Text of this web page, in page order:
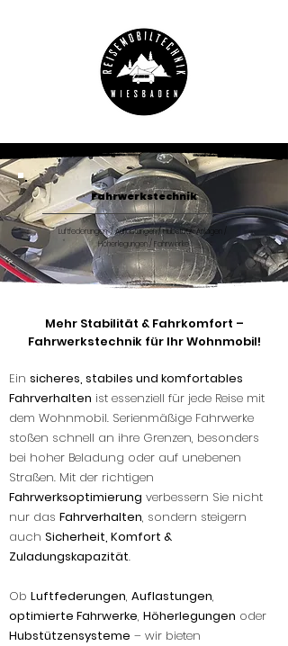
Fahrwerkstechnik
Luftfederungen / Auflastungen / Hubstütz-Anlagen /
Höherlegungen / Fahrwerke
Mehr Stabilität & Fahrkomfort –
Fahrwerkstechnik für Ihr Wohnmobil!
Ein sicheres, stabiles und komfortables
Fahrverhalten ist essenziell für jede Reise mit
dem Wohnmobil. Serienmäßige Fahrwerke
stoßen schnell an ihre Grenzen, besonders
bei hoher Beladung oder auf unebenen
Straßen. Mit der richtigen
Fahrwerksoptimierung verbessern Sie nicht
nur das Fahrverhalten, sondern steigern
auch Sicherheit, Komfort &
Zuladungskapazität.
Ob Luftfederungen, Auflastungen,
optimierte Fahrwerke, Höherlegungen oder
Hubstützensysteme – wir bieten